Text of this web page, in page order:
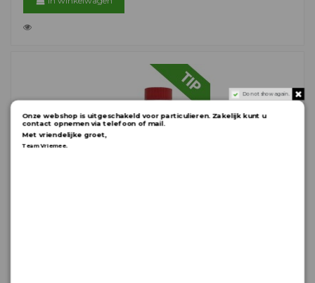
Do not show again.
Onze webshop is uitgeschakeld voor particulieren. Zakelijk kunt u
contact opnemen via telefoon of mail.
Met vriendelijke groet,
Team Vriemee.